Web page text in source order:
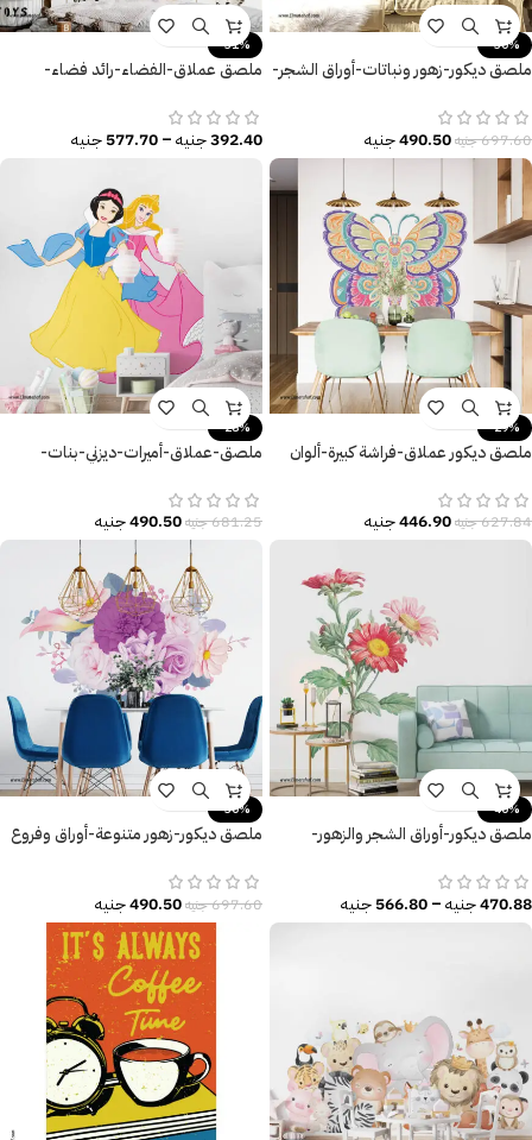
-30%
ملصق ديكور-زهور ونباتات-أوراق الشجر-
697.60جنيه490.50جنيه
-31%
ملصق عملاق-الفضاء-رائد فضاء-
392.40جنيه–
577.70جنيه
-29%
ملصق ديكور عملاق-فراشة كبيرة-ألوان
627.84جنيه446.90جنيه
-28%
ملصق-عملاق-أميرات-ديزني-بنات-
681.25جنيه490.50جنيه
-40%
ملصق ديكور-أوراق الشجر والزهور-
470.88جنيه–
566.80جنيه
-30%
ملصق ديكور-زهور متنوعة-أوراق وفروع
697.60جنيه490.50جنيه